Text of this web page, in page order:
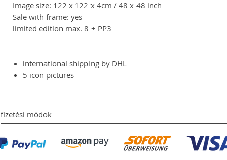
Image size: 122 x 122 x 4cm / 48 x 48 inch
Sale with frame: yes
limited edition max. 8 + PP3
international shipping by DHL
5 icon pictures
fizetési módok